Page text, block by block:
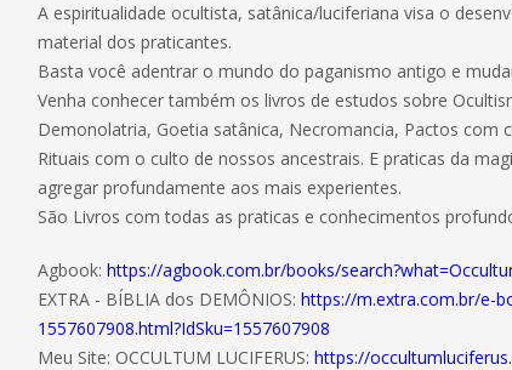
A espiritualidade ocultista, satânica/luciferiana visa o
material dos praticantes.
Basta você adentrar o mundo do paganismo antigo e
Venha conhecer também os livros de estudos sobre
Demonolatria, Goetia satânica, Necromancia, Pactos com
Rituais com o culto de nossos ancestrais. E praticas da
agregar profundamente aos mais experientes.
São Livros com todas as praticas e conhecimentos
Agbook:https://agbook.com.br/books/
EXTRA - BÍBLIA dos DEMÔNIOS:https://m.extra.com.br/e-
1557607908.html?IdSku=1557607908
Meu Site: OCCULTUM LUCIFERUS:https://